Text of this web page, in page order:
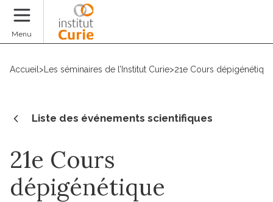
Menu
Accueil > Les séminaires de l’Institut Curie>21e Cours dépigénétique
Liste des événements scientifiques
21e Cours
dépigénétique